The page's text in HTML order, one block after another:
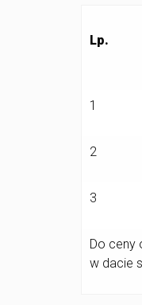
Lp.
1
2
3
Do ceny
w dacie